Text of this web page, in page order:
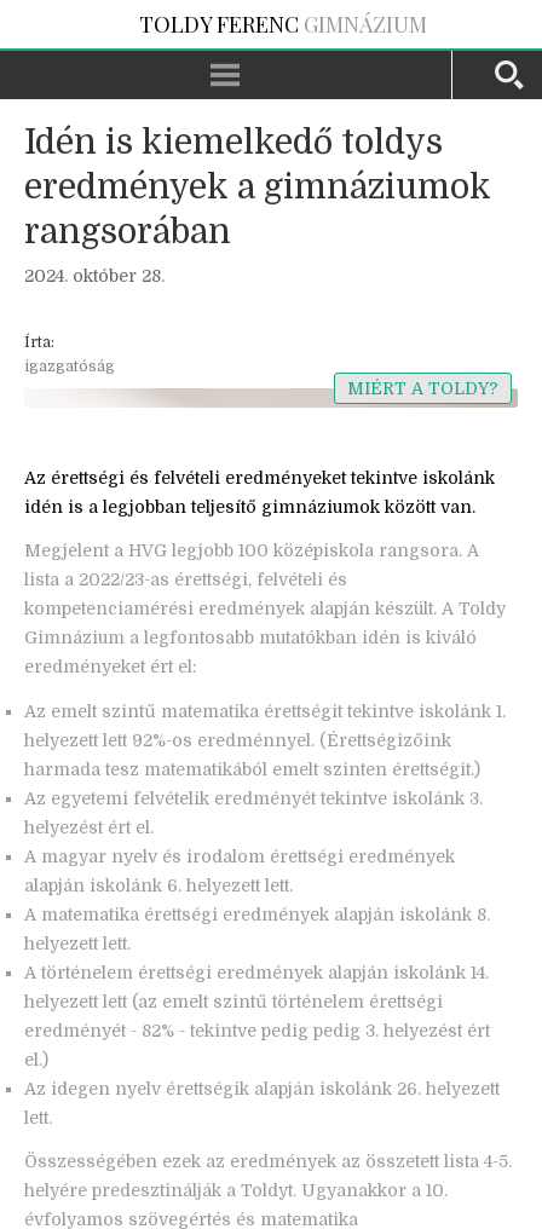
TOLDY FERENC GIMNÁZIUM
Idén is kiemelkedő toldys
eredmények a gimnáziumok
rangsorában
2024. október 28.
Írta:
igazgatóság
MIÉRT A TOLDY?
Az érettségi és felvételi eredményeket tekintve iskolánk
idén is a legjobban teljesítő gimnáziumok között van.
Megjelent a HVG legjobb 100 középiskola rangsora. A
lista a 2022/23-as érettségi, felvételi és
kompetenciamérési eredmények alapján készült. A Toldy
Gimnázium a legfontosabb mutatókban idén is kiváló
eredményeket ért el:
Az emelt szintű matematika érettségit tekintve iskolánk 1.
helyezett lett 92%-os eredménnyel. (Érettségizőink
harmada tesz matematikából emelt szinten érettségit.)
Az egyetemi felvételik eredményét tekintve iskolánk 3.
helyezést ért el.
A magyar nyelv és irodalom érettségi eredmények
alapján iskolánk 6. helyezett lett.
A matematika érettségi eredmények alapján iskolánk 8.
helyezett lett.
A történelem érettségi eredmények alapján iskolánk 14.
helyezett lett (az emelt szintű történelem érettségi
eredményét - 82% - tekintve pedig pedig 3. helyezést ért
el.)
Az idegen nyelv érettségik alapján iskolánk 26. helyezett
lett.
Összességében ezek az eredmények az összetett lista 4-5.
helyére predesztinálják a Toldyt. Ugyanakkor a 10.
évfolyamos szövegértés és matematika